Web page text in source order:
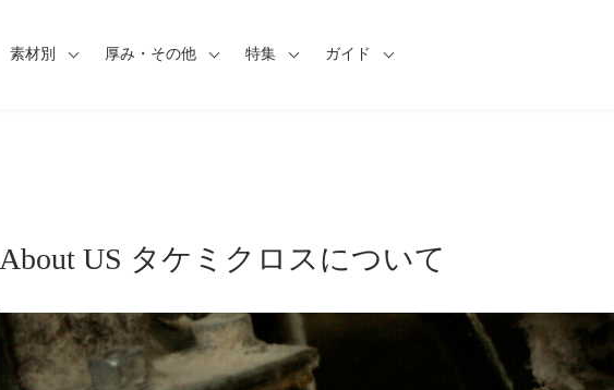
素材別 厚み・その他 特集 ガイド
About US タケミクロスについて